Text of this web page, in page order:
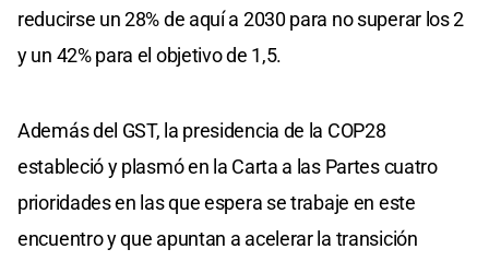
reducirse un 28% de aquí a 2030 para no superar los 2
y un 42% para el objetivo de 1,5.
Además del GST, la presidencia de la COP28
estableció y plasmó en la Carta a las Partes cuatro
prioridades en las que espera se trabaje en este
encuentro y que apuntan a acelerar la transición